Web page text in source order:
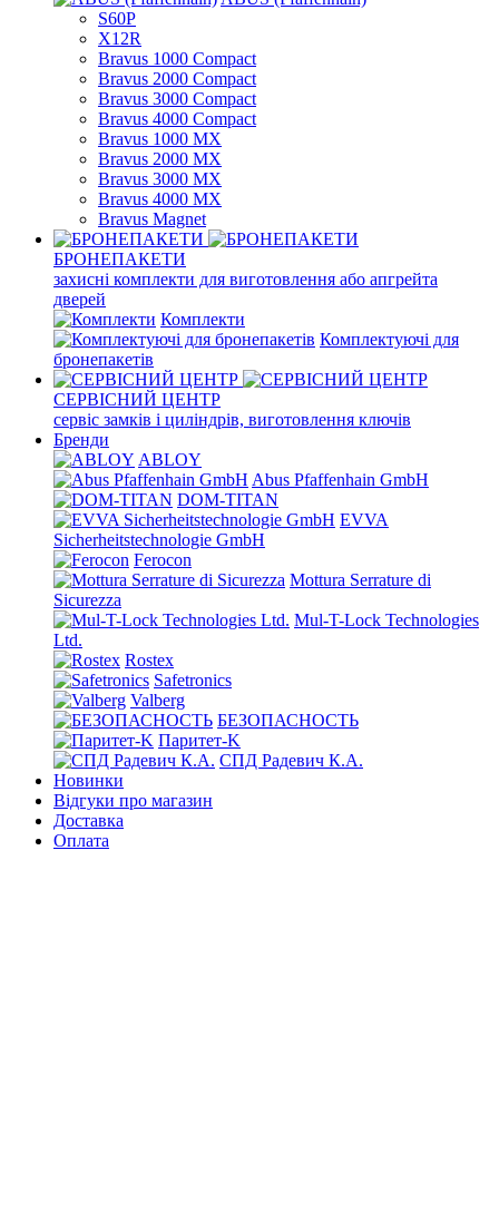
S60P
X12R
Bravus 1000 Compact
Bravus 2000 Compact
Bravus 3000 Compact
Bravus 4000 Compact
Bravus 1000 MX
Bravus 2000 MX
Bravus 3000 MX
Bravus 4000 MX
Bravus Magnet
БРОНЕПАКЕТИ
захисні комплекти для виготовлення або апгрейта
дверей
Комплекти
Комплектуючі для
бронепакетів
СЕРВІСНИЙ ЦЕНТР
сервіс замків і циліндрів, виготовлення ключів
Бренди
ABLOY
Abus Pfaffenhain GmbH
DOM-TITAN
EVVA
Sicherheitstechnologie GmbH
Ferocon
Mottura Serrature di
Sicurezza
Mul-T-Lock Technologies
Ltd.
Rostex
Safetronics
Valberg
БЕЗОПАСНОСТЬ
Паритет-K
СПД Радевич К.А.
Новинки
Відгуки про магазин
Доставка
Оплата